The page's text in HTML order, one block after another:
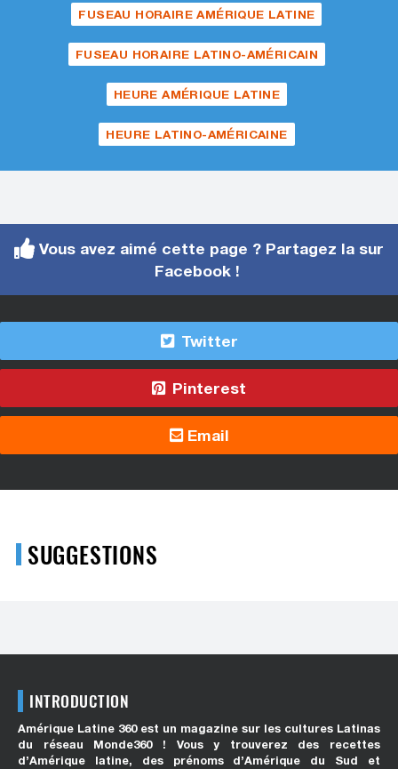
FUSEAU HORAIRE AMÉRIQUE LATINE
FUSEAU HORAIRE LATINO-AMÉRICAIN
HEURE AMÉRIQUE LATINE
HEURE LATINO-AMÉRICAINE
Vous avez aimé cette page ? Partagez la sur
Facebook !
Twitter
Pinterest
Email
SUGGESTIONS
INTRODUCTION
Amérique Latine 360 est un magazine sur les cultures Latinas
du réseau Monde360 ! Vous y trouverez des recettes
d’Amérique latine, des prénoms d’Amérique du Sud et